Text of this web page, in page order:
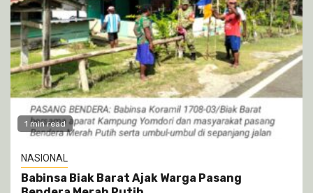
1 min read
NASIONAL
Babinsa Biak Barat Ajak Warga Pasang